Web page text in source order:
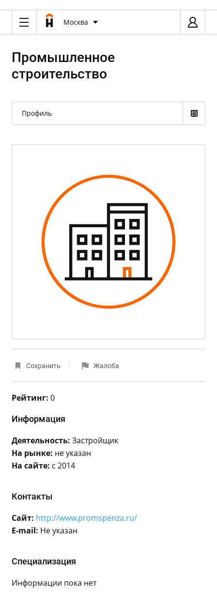
Москва
Промышленное
строительство
Профиль
Сохранить Жалоба
Рейтинг: 0
Информация
Деятельность: Застройщик
На рынке: не указан
На сайте: с 2014
Контакты
Сайт: http://www.promspenza.ru/
E-mail: Не указан
Специализация
Информации пока нет